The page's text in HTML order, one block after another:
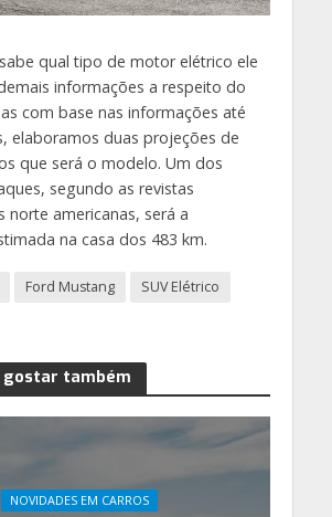
qual tipo de motor elétrico ele
informações a respeito do
com base nas informações até
elaboramos duas projeções de
que será o modelo. Um dos
segundo as revistas
norte americanas, será a
na casa dos 483 km.
Ford Mustang
SUV Elétrico
gostar também
NOVIDADES EM CARROS